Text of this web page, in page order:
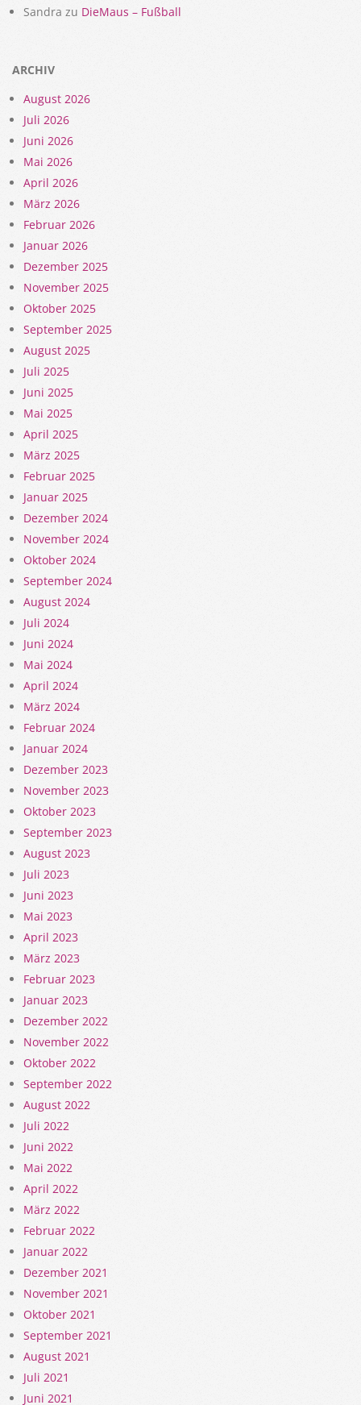
Sandra zu DieMaus – Fußball
ARCHIV
August 2026
Juli 2026
Juni 2026
Mai 2026
April 2026
März 2026
Februar 2026
Januar 2026
Dezember 2025
November 2025
Oktober 2025
September 2025
August 2025
Juli 2025
Juni 2025
Mai 2025
April 2025
März 2025
Februar 2025
Januar 2025
Dezember 2024
November 2024
Oktober 2024
September 2024
August 2024
Juli 2024
Juni 2024
Mai 2024
April 2024
März 2024
Februar 2024
Januar 2024
Dezember 2023
November 2023
Oktober 2023
September 2023
August 2023
Juli 2023
Juni 2023
Mai 2023
April 2023
März 2023
Februar 2023
Januar 2023
Dezember 2022
November 2022
Oktober 2022
September 2022
August 2022
Juli 2022
Juni 2022
Mai 2022
April 2022
März 2022
Februar 2022
Januar 2022
Dezember 2021
November 2021
Oktober 2021
September 2021
August 2021
Juli 2021
Juni 2021